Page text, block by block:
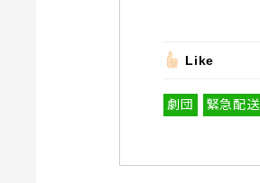
Like
劇団 緊急配送